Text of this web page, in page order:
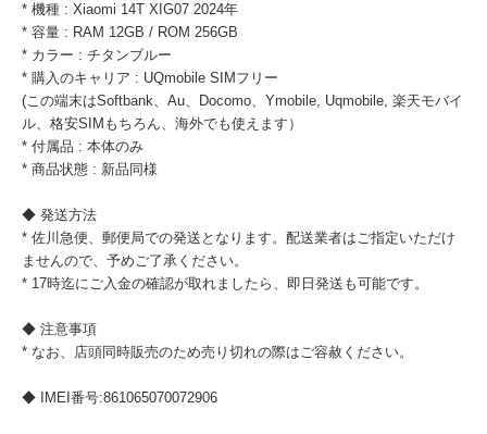
* 機種 : Xiaomi 14T XIG07 2024年
* 容量 : RAM 12GB / ROM 256GB
* カラー : チタンブルー
* 購入のキャリア : UQmobile SIMフリー
(この端末はSoftbank、Au、Docomo、Ymobile, Uqmobile, 楽天モバイ
ル、格安SIMもちろん、海外でも使えます）
* 付属品 : 本体のみ
* 商品状態 : 新品同様
◆ 発送方法
* 佐川急便、郵便局での発送となります。配送業者はご指定いただけ
ませんので、予めご了承ください。
* 17時迄にご入金の確認が取れましたら、即日発送も可能です。
◆ 注意事項
* なお、店頭同時販売のため売り切れの際はご容赦ください。
◆ IMEI番号:861065070072906